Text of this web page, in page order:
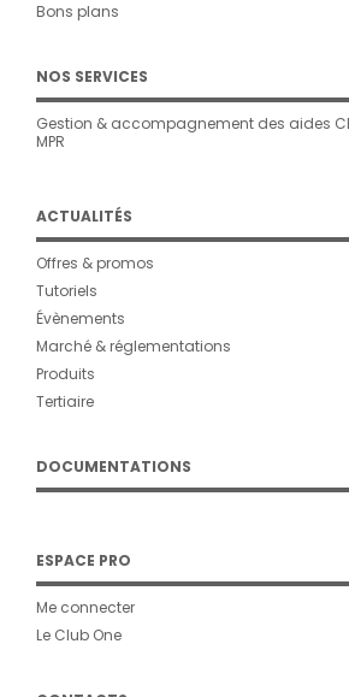
Bons plans
NOS SERVICES
Gestion & accompagnement des aides
MPR
ACTUALITÉS
Offres & promos
Tutoriels
Évènements
Marché & réglementations
Produits
Tertiaire
DOCUMENTATIONS
ESPACE PRO
Me connecter
Le Club One